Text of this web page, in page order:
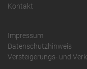
Kontakt
Impressum
Datenschutzhinweis
Versteigerungs- und